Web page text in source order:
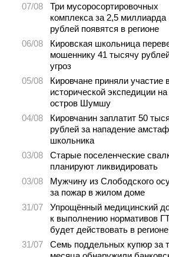
07/08
Три мусоросортировочных
комплекса за 2,5 миллиарда
рублей появятся в регионе
06/08
Кировская школьница
мошеннику 41 тысячу
угроз
05/08
Кировчане приняли участие
исторической экспедиции на
остров Шумшу
04/08
Кировчанин заплатит 50
рублей за нападение
школьника
03/08
Старые поселенческие
планируют ликвидировать
03/08
Мужчину из Слободского
за пожар в жилом доме
31/07
Упрощённый медицинский
к выполнению нормативов
будет действовать в регионе
31/07
Семь поддельных купюр за